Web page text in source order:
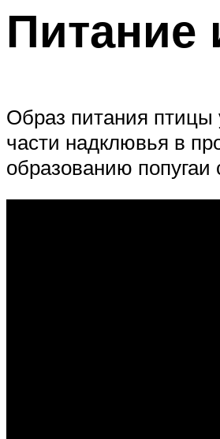
Питание
Образ питания
части надклювья в
образованию